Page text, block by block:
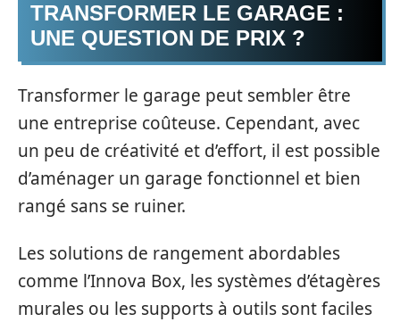
TRANSFORMER LE GARAGE :
UNE QUESTION DE PRIX ?
Transformer le garage peut sembler être
une entreprise coûteuse. Cependant, avec
un peu de créativité et d’effort, il est possible
d’aménager un garage fonctionnel et bien
rangé sans se ruiner.
Les solutions de rangement abordables
comme l’Innova Box, les systèmes d’étagères
murales ou les supports à outils sont faciles